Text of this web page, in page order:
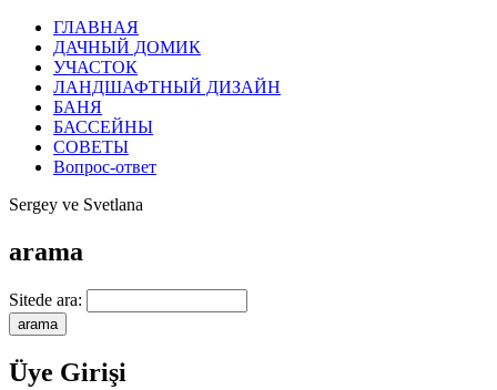
ГЛАВНАЯ
ДАЧНЫЙ ДОМИК
УЧАСТОК
ЛАНДШАФТНЫЙ ДИЗАЙН
БАНЯ
БАССЕЙНЫ
СОВЕТЫ
Вопрос-ответ
Sergey ve Svetlana
arama
Sitede ara:
Üye Girişi